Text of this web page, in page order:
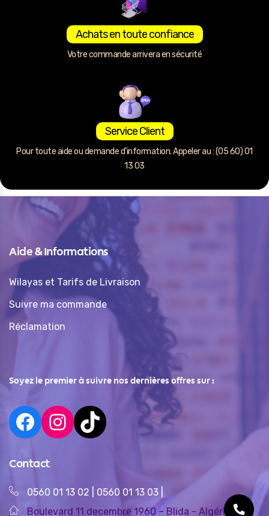
Achats en toute confiance
Votre commande arrivera en sécurité
Service Client
Pour toute aide ou demande d’information. Appeler au : (05 60) 01
13 03
Aide & Informations
Wilayas et Tarifs de Livraison
Suivre ma commande
Réclamation
Soyez le premier à suivre nos dernières offres sur :
Contact
0560 01 13 02 0560 01 13 03
Boulevard 11 decembre 1960 – Blida - Algérie